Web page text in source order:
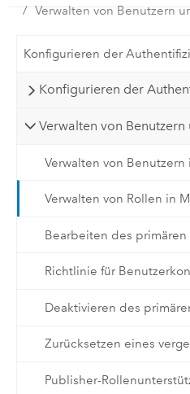
Verwalten von Benutzern
Konfigurieren der
Konfigurieren der
Verwalten von Benutzern
Verwalten von Benutzern
Verwalten von Rollen in
Bearbeiten des
Richtlinie für
Deaktivieren des
Zurücksetzen eines
Publisher-